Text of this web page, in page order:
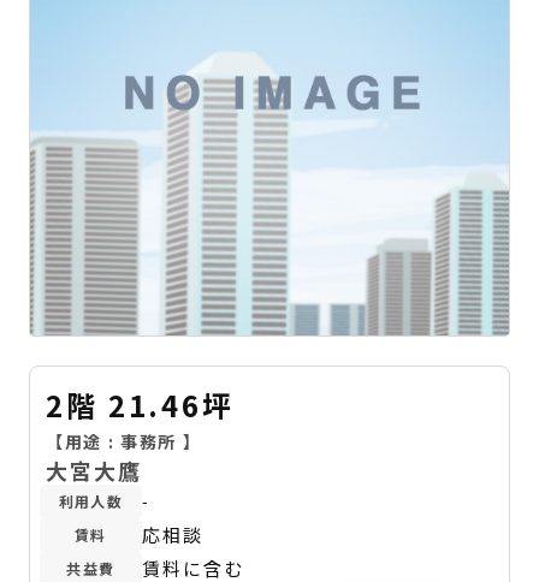
2階 21.46坪
【用途 :事務所 】
大宮大鷹
利用人数 -
賃料 応相談
共益費 賃料に含む